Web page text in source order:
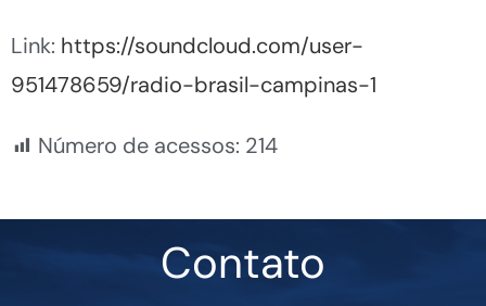
Link: https://soundcloud.com/user-
951478659/radio-brasil-campinas-1
Número de acessos: 214
Contato